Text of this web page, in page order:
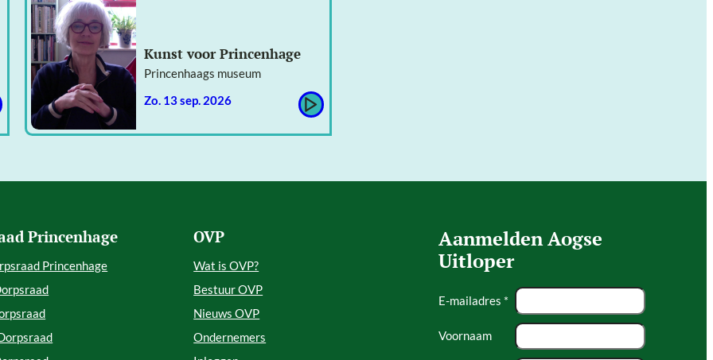
Kunst voor Princenhage
Princenhaags museum
zo. 13 sep. 2026
Princenhage
Princenhage
OVP
Wat is OVP?
Bestuur OVP
Nieuws OVP
Ondernemers
Aanmelden Aogse
Uitloper
E-mailadres *
Voornaam